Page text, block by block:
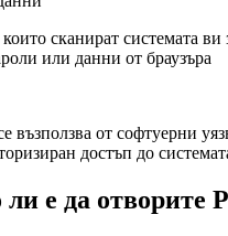
сканират системата ви
или данни от браузъра
възползва от софтуерни
достъп до
е да отворите